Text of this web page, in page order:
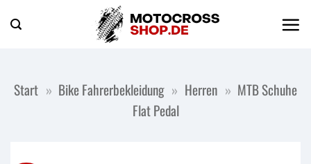
Inhalt
Start » Bike Fahrerbekleidung » Herren » MTB Schuhe
Flat Pedal